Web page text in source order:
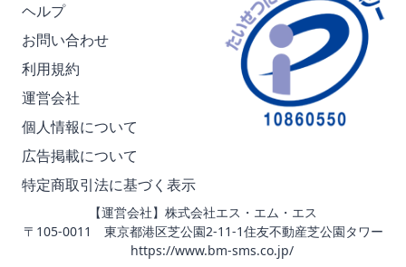
ヘルプ
お問い合わせ
利用規約
運営会社
個人情報について
広告掲載について
特定商取引法に基づく表示
【運営会社】株式会社エス・エム・エス
〒105-0011 東京都港区芝公園2-11-1住友不動産芝公園タワー
https://www.bm-sms.co.jp/